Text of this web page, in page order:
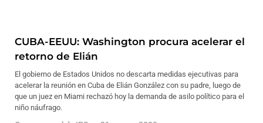
CUBA-EEUU: Washington procura acelerar el
retorno de Elián
El gobierno de Estados Unidos no descarta medidas ejecutivas para
acelerar la reunión en Cuba de Elián González con su padre, luego de
que un juez en Miami rechazó hoy la demanda de asilo político para el
niño náufrago.